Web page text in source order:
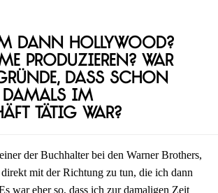
dann Hollywood?
produzieren? War
dass schon
damals im
tätig war?
der Buchhalter bei den Warner Brothers,
mit der Richtung zu tun, die ich dann
war eher so, dass ich zur damaligen Zeit